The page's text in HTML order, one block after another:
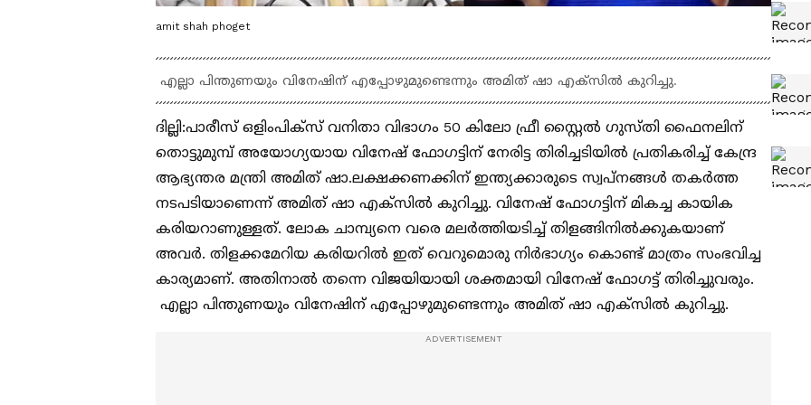
amit shah phoget
എല്ലാ പിന്തുണയും വിനേഷിന് എപ്പോഴുമുണ്ടെന്നും അമിത് ഷാ എക്സില്‍ കുറിച്ചു.
ദില്ലി:പാരീസ് ഒളിംപിക്സ് വനിതാ വിഭാഗം 50 കിലോ ഫ്രീ സ്റ്റൈല്‍ ഗുസ്തി ഫൈനലിന്
തൊട്ടുമുമ്പ് അയോഗ്യയായ വിനേഷ് ഫോഗട്ടിന് നേരിട്ട തിരിച്ചടിയില്‍ പ്രതികരിച്ച് കേന്ദ്ര
ആഭ്യന്തര മന്ത്രി അമിത് ഷാ.ലക്ഷക്കണക്കിന് ഇന്ത്യക്കാരുടെ സ്വപ്നങ്ങൾ തകർത്ത
നടപടിയാണെന്ന് അമിത് ഷാ എക്സില്‍ കുറിച്ചു. വിനേഷ് ഫോഗട്ടിന് മികച്ച കായിക
കരിയറാണുള്ളത്. ലോക ചാമ്പ്യനെ വരെ മലര്‍ത്തിയടിച്ച് തിളങ്ങിനില്‍ക്കുകയാണ്
അവര്‍. തിളക്കമേറിയ കരിയറില്‍ ഇത് വെറുമൊരു നിര്‍ഭാഗ്യം കൊണ്ട് മാത്രം സംഭവിച്ച
കാര്യമാണ്. അതിനാല്‍ തന്നെ വിജയിയായി ശക്തമായി വിനേഷ് ഫോഗട്ട് തിരിച്ചുവരും.
എല്ലാ പിന്തുണയും വിനേഷിന് എപ്പോഴുമുണ്ടെന്നും അമിത് ഷാ എക്സില്‍ കുറിച്ചു.